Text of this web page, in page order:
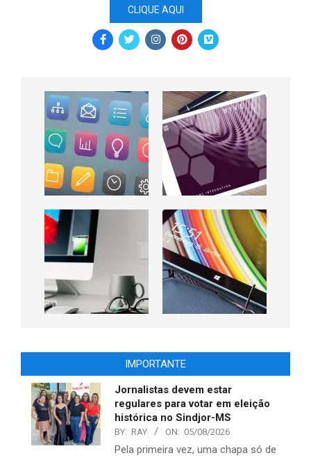
CLIQUE AQUI
IMPORTANTE
Jornalistas devem estar
regulares para votar em eleição
histórica no Sindjor-MS
BY: RAY ON: 05/08/2026
Pela primeira vez, uma chapa só de